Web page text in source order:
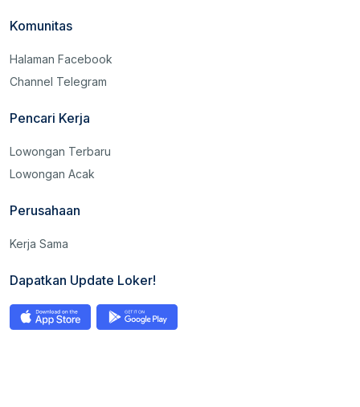
Komunitas
Halaman Facebook
Channel Telegram
Pencari Kerja
Lowongan Terbaru
Lowongan Acak
Perusahaan
Kerja Sama
Dapatkan Update Loker!